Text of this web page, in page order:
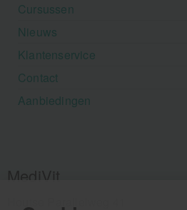
Cursussen
Nieuws
Klantenservice
Contact
Aanbiedingen
MediVit